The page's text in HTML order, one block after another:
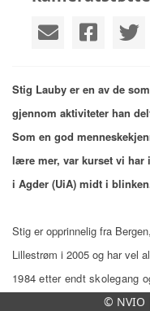
Stig Lauby er en av de
gjennom aktiviteter han
Som en god
lære mer, var kurset vi har
i Agder (UiA) midt i
Stig er opprinnelig fra
Lillestrøm i 2005 og har vel
1984 etter endt skolegang
Libanon ble
© NVIO